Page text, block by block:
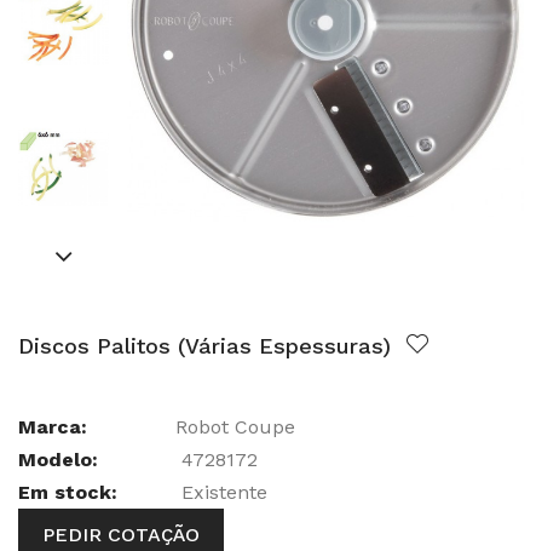
Discos Palitos (Várias Espessuras)
Marca:
Robot Coupe
Modelo:
4728172
Em stock:
Existente
PEDIR COTAÇÃO